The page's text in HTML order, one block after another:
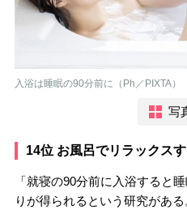
入浴は睡眠の90分前に（Ph／PIXTA）
写
14位 お風呂でリラックス
「就寝の90分前に入浴すると
りが得られるという研究があ